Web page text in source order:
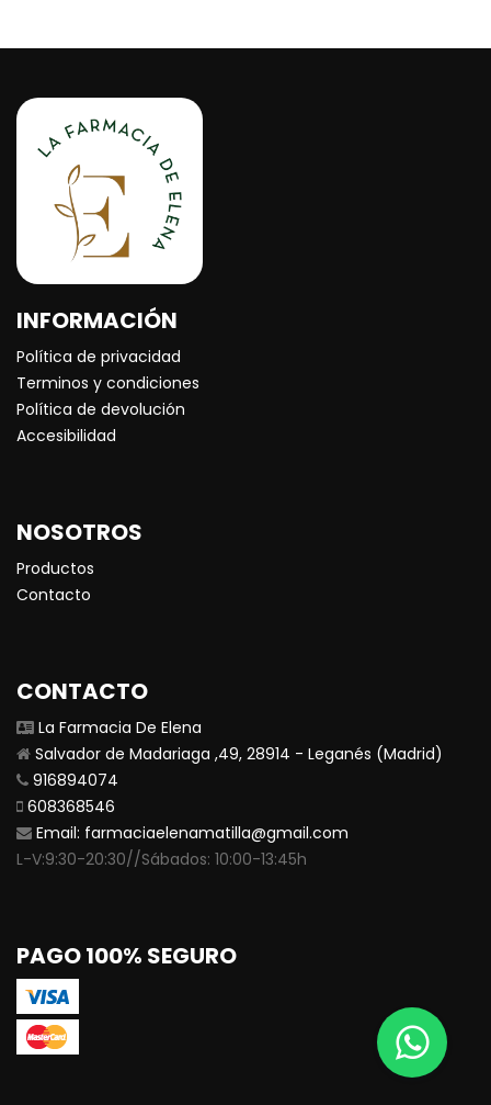
INFORMACIÓN
Política de privacidad
Terminos y condiciones
Política de devolución
Accesibilidad
NOSOTROS
Productos
Contacto
CONTACTO
La Farmacia De Elena
Salvador de Madariaga ,49, 28914 - Leganés (Madrid)
916894074
608368546
Email: farmaciaelenamatilla@gmail.com
L-V:9:30-20:30//Sábados: 10:00-13:45h
PAGO 100% SEGURO